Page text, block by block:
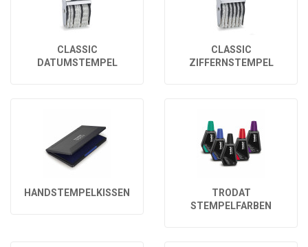
CLASSIC
DATUMSTEMPEL
CLASSIC
ZIFFERNSTEMPEL
HANDSTEMPELKISSEN
TRODAT
STEMPELFARBEN